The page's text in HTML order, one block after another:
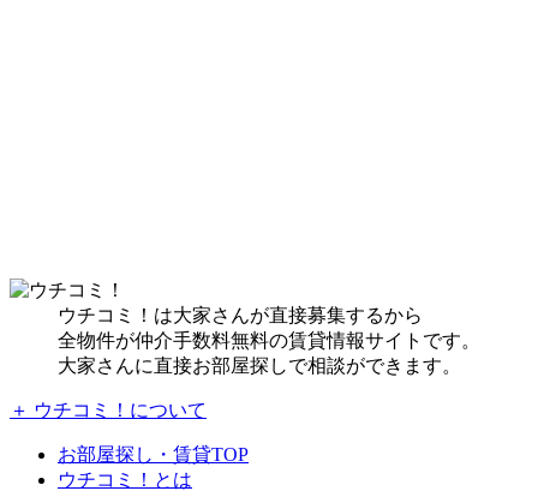
ウチコミ！は大家さんが直接募集するから
全物件が仲介手数料無料の賃貸情報サイトです。
大家さんに直接お部屋探しで相談ができます。
＋ ウチコミ！について
お部屋探し・賃貸TOP
ウチコミ！とは